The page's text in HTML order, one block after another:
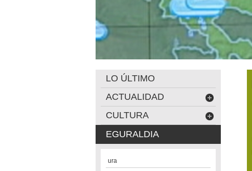
LO ÚLTIMO
ACTUALIDAD
CULTURA
EGURALDIA
ura